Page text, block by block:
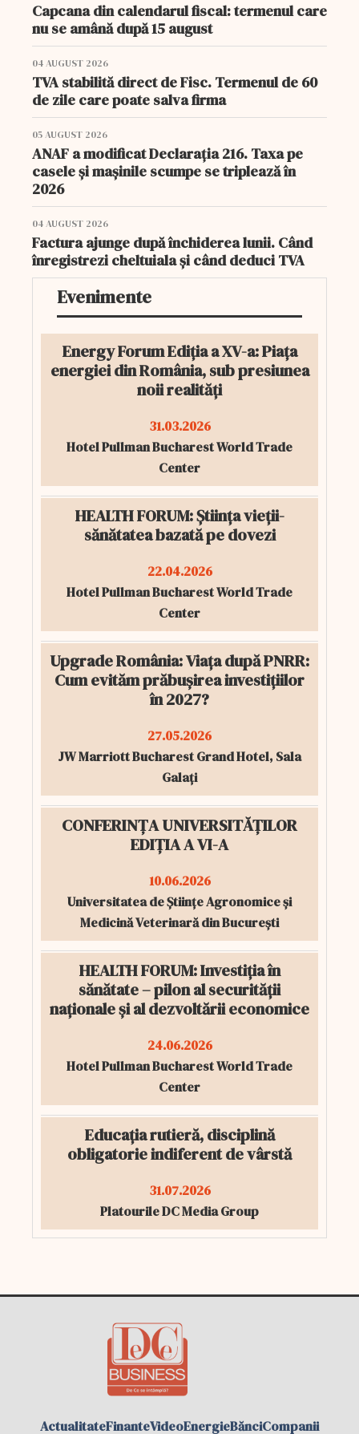
Capcana din calendarul fiscal: termenul care
nu se amână după 15 august
04 AUGUST 2026
TVA stabilită direct de Fisc. Termenul de 60
de zile care poate salva firma
05 AUGUST 2026
ANAF a modificat Declarația 216. Taxa pe
casele și mașinile scumpe se triplează în
2026
04 AUGUST 2026
Factura ajunge după închiderea lunii. Când
înregistrezi cheltuiala și când deduci TVA
Evenimente
Energy Forum Ediția a XV-a: Piața
energiei din România, sub presiunea
noii realități
31.03.2026
Hotel Pullman Bucharest World Trade
Center
HEALTH FORUM: Știința vieții-
sănătatea bazată pe dovezi
22.04.2026
Hotel Pullman Bucharest World Trade
Center
Upgrade România: Viața după PNRR:
Cum evităm prăbușirea investițiilor
în 2027?
27.05.2026
JW Marriott Bucharest Grand Hotel, Sala
Galați
CONFERINȚA UNIVERSITĂȚILOR
EDIȚIA A VI-A
10.06.2026
Universitatea de Științe Agronomice și
Medicină Veterinară din București
HEALTH FORUM: Investiția în
sănătate – pilon al securității
naționale și al dezvoltării economice
24.06.2026
Hotel Pullman Bucharest World Trade
Center
Educația rutieră, disciplină
obligatorie indiferent de vârstă
31.07.2026
Platourile DC Media Group
ActualitateFinanteVideoEnergieBănciCompanii